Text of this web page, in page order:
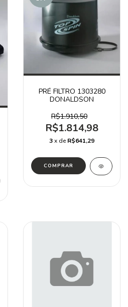
PRÉ FILTRO 1303280
DONALDSON
R$1.910,50
R$1.814,98
3x deR$641,29